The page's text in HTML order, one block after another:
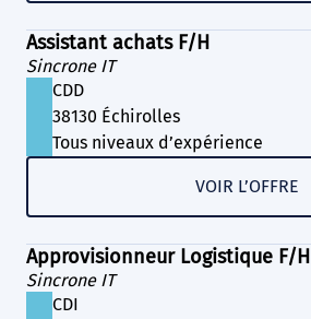
Assistant achats F/H
Sincrone IT
CDD
38130 Échirolles
Tous niveaux d’expérience
VOIR L’OFFRE
Approvisionneur Logistique F/H
Sincrone IT
CDI